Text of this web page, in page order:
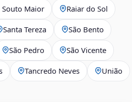
Souto Maior Raiar do Sol
Santa Tereza São Bento
São Pedro São Vicente
Tancredo Neves União